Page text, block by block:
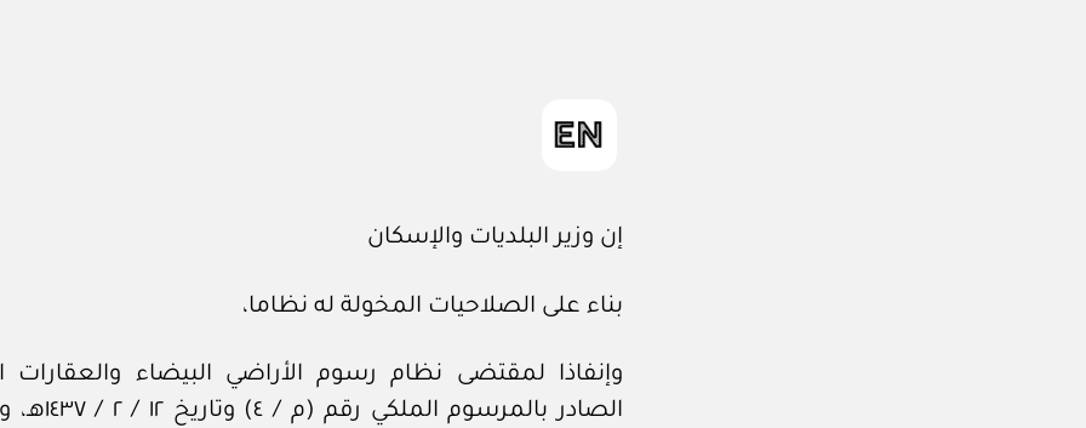
إن وزير البلديات والإسكان
بناء على الصلاحيات المخولة له نظاما،
وإنفاذا لمقتضى نظام رسوم الأراضي البيضاء والعقارات
الصادر بالمرسوم